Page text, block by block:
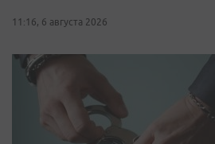
11:16, 6 августа 2026